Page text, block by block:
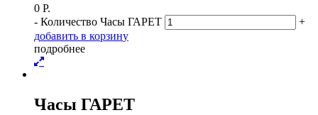
0 Р.
- Количество Часы ГАРЕТ
+
добавить в корзину
подробнее
Часы ГАРЕТ